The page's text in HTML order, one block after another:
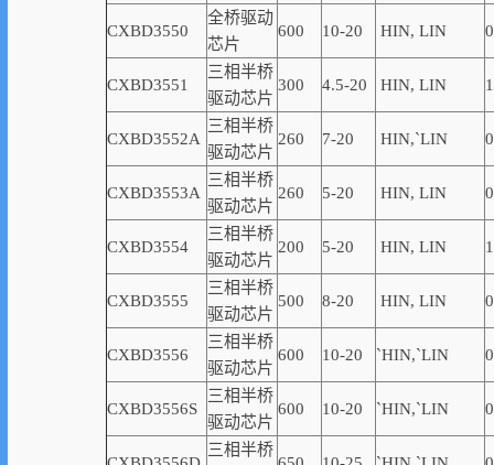
CXBD3550
全桥驱动
芯片
600 10-20 HIN, LIN
CXBD3551
三相半桥
驱动芯片
300 4.5-20 HIN, LIN
CXBD3552A
三相半桥
驱动芯片
260 7-20 HIN,`LIN
CXBD3553A
三相半桥
驱动芯片
260 5-20 HIN, LIN
CXBD3554
三相半桥
驱动芯片
200 5-20 HIN, LIN
CXBD3555
三相半桥
驱动芯片
500 8-20 HIN, LIN
CXBD3556
三相半桥
驱动芯片
600 10-20 `HIN,`LIN
CXBD3556S
三相半桥
驱动芯片
600 10-20 `HIN,`LIN
三相半桥